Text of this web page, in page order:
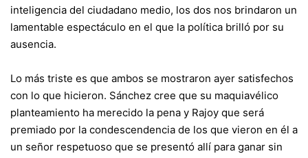
inteligencia del ciudadano medio, los dos nos brindaron un
lamentable espectáculo en el que la política brilló por su
ausencia.
Lo más triste es que ambos se mostraron ayer satisfechos
con lo que hicieron. Sánchez cree que su maquiavélico
planteamiento ha merecido la pena y Rajoy que será
premiado por la condescendencia de los que vieron en él a
un señor respetuoso que se presentó allí para ganar sin